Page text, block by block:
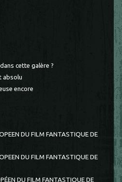
cette galère ?
absolu
encore
DU FILM FANTASTIQUE DE
DU FILM FANTASTIQUE DE
DU FILM FANTASTIQUE DE